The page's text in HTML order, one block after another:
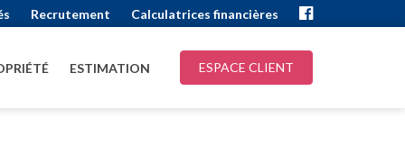
Recrutement Calculatrices financières
ESTIMATION ESPACE CLIENT